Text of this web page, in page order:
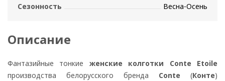
Сезонность
Весна-Осень
Описание
Фантазийные тонкие женские колготки
Conte Etoile
производства белорусского бренда Conte (Конте)